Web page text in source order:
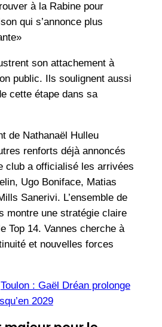
à la Rabine pour
qui s’annonce plus
son attachement à
public. Ils soulignent aussi
cette étape dans sa
de Nathanaël Hulleu
renforts déjà annoncés
club a officialisé les arrivées
Ugo Boniface, Matias
Sanerivi. L’ensemble de
montre une stratégie claire
Top 14. Vannes cherche à
et nouvelles forces
Toulon : Gaël Dréan prolonge
2029